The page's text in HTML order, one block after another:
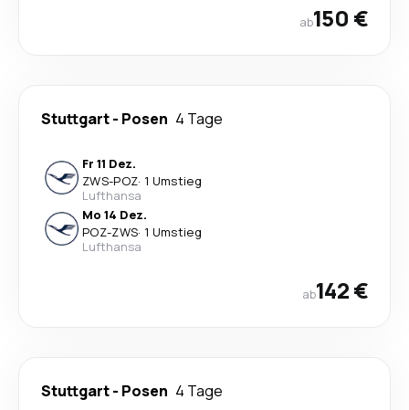
ab150 €
Stuttgart- Posen 4 Tage
Fr 11 Dez.
ZWS-POZ· 1 Umstieg
Lufthansa
Mo 14 Dez.
POZ-ZWS· 1 Umstieg
Lufthansa
ab142 €
Stuttgart- Posen 4 Tage